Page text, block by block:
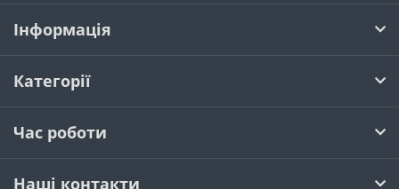
Інформація
Категорії
Час роботи
Наші контакти